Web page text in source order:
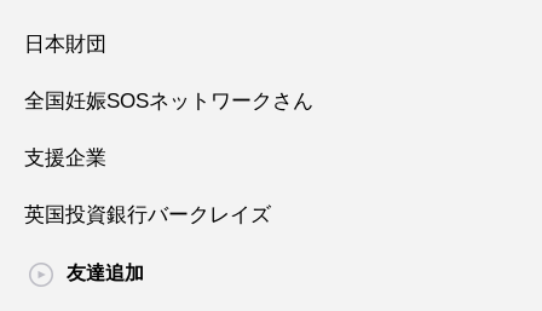
日本財団
全国妊娠SOSネットワークさん
支援企業
英国投資銀行バークレイズ
友達追加